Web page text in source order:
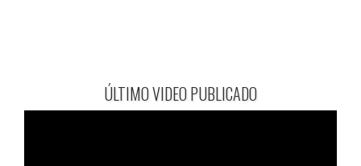
ÚLTIMO VIDEO PUBLICADO